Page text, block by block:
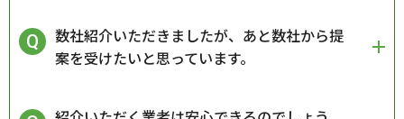
数社紹介いただきましたが、あと数社から提
案を受けたいと思っています。